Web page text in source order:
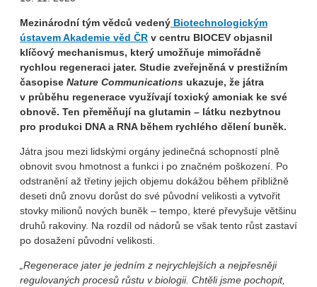
Mezinárodní tým vědců vedený Biotechnologickým
ústavem Akademie věd ČR v centru BIOCEV objasnil
klíčový mechanismus, který umožňuje mimořádně
rychlou regeneraci jater. Studie zveřejněná v prestižním
časopise Nature Communications ukazuje, že játra
v průběhu regenerace využívají toxický amoniak ke své
obnově. Ten přeměňují na glutamin – látku nezbytnou
pro produkci DNA a RNA během rychlého dělení buněk.
Játra jsou mezi lidskými orgány jedinečná schopností plně
obnovit svou hmotnost a funkci i po značném poškození. Po
odstranění až třetiny jejich objemu dokážou během přibližně
deseti dnů znovu dorůst do své původní velikosti a vytvořit
stovky milionů nových buněk – tempo, které převyšuje většinu
druhů rakoviny. Na rozdíl od nádorů se však tento růst zastaví
po dosažení původní velikosti.
„Regenerace jater je jedním z nejrychlejších a nejpřesněji
regulovaných procesů růstu v biologii. Chtěli jsme pochopit,